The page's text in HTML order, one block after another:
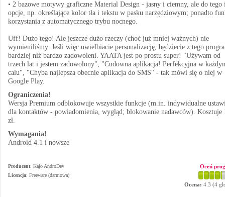
• 2 bazowe motywy graficzne Material Design - jasny i ciemny, ale do tego
opcje, np. określające kolor tła i tekstu w pasku narzędziowym; ponadto
korzystania z automatycznego trybu nocnego.
Uff! Dużo tego! Ale jeszcze dużo rzeczy (choć już mniej ważnych) nie
wymieniliśmy. Jeśli więc uwielbiacie personalizację, będziecie z tego
bardziej niż bardzo zadowoleni. YAATA jest po prostu super! "Używam od
trzech lat i jestem zadowolony", "Cudowna aplikacja! Perfekcyjna w
calu", "Chyba najlepsza obecnie aplikacja do SMS" - tak mówi się o niej w
Google Play.
Ograniczenia!
Wersja Premium odblokowuje wszystkie funkcje (m.in. indywidualne
dla kontaktów - powiadomienia, wygląd; blokowanie nadawców). Kosztuje
zł.
Wymagania!
Android 4.1 i nowsze
Producent: Kajo AndroDev
Licencja: Freeware (darmowa)
Oceń
Ocena: 4.3 (4